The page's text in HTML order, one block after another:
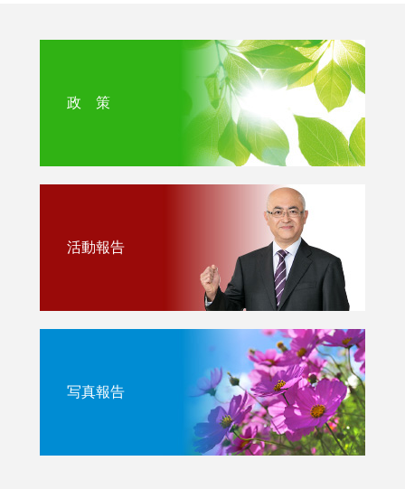
政 策
活動報告
写真報告